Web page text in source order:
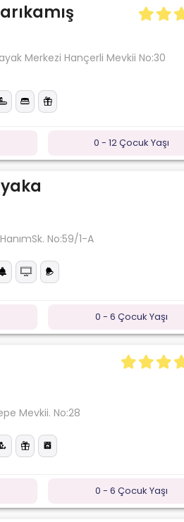
Merkezi Hançerli Mevkii No:30
0 - 12 Çocuk Yaşı
No:59/1-A
0 - 6 Çocuk Yaşı
Mevkii. No:28
0 - 6 Çocuk Yaşı